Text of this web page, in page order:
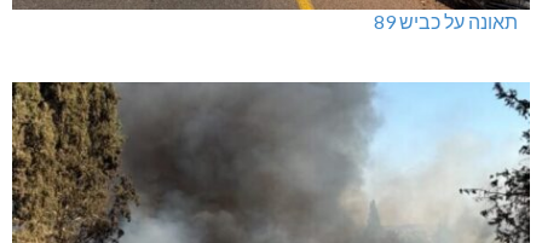
תאונה על כביש 89